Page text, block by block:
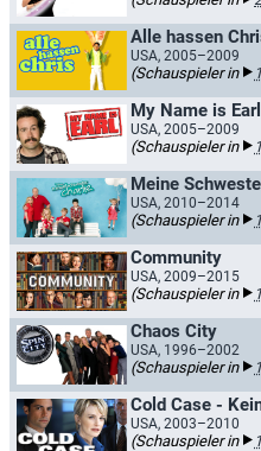
Alle hassen
USA, 2005–2009
(Schauspieler in
My Name is Earl
USA, 2005–2009
(Schauspieler in
USA, 2010–2014
(Schauspieler in
Community
USA, 2009–2015
(Schauspieler in
Chaos City
USA, 1996–2002
(Schauspieler in
Cold Case -
USA, 2003–2010
(Schauspieler in